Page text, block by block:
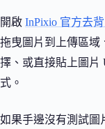
開啟 InPixio 官方去
拖曳圖片到上傳區域
擇、或直接貼上圖片
式。
如果手邊沒有測試圖